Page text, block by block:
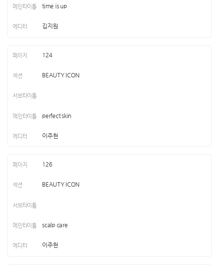
time is up
김지원
124
BEAUTY ICON
perfect skin
이주현
126
BEAUTY ICON
scalp care
이주현